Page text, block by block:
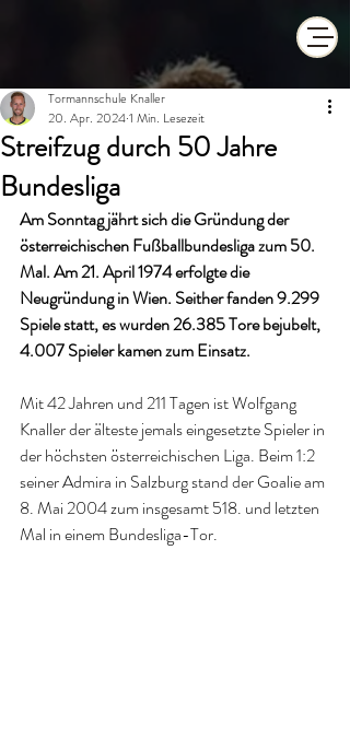
Streifzug durch 50 Jahre
Bundesliga
Tormannschule Knaller
20. Apr. 20241 Min. Lesezeit
Am Sonntag jährt sich die Gründung der
österreichischen Fußballbundesliga zum 50.
Mal. Am 21. April 1974 erfolgte die
Neugründung in Wien. Seither fanden 9.299
Spiele statt, es wurden 26.385 Tore bejubelt,
4.007 Spieler kamen zum Einsatz.
Mit 42 Jahren und 211 Tagen ist Wolfgang
Knaller der älteste jemals eingesetzte Spieler in
der höchsten österreichischen Liga. Beim 1:2
seiner Admira in Salzburg stand der Goalie am
8. Mai 2004 zum insgesamt 518. und letzten
Mal in einem Bundesliga-Tor.